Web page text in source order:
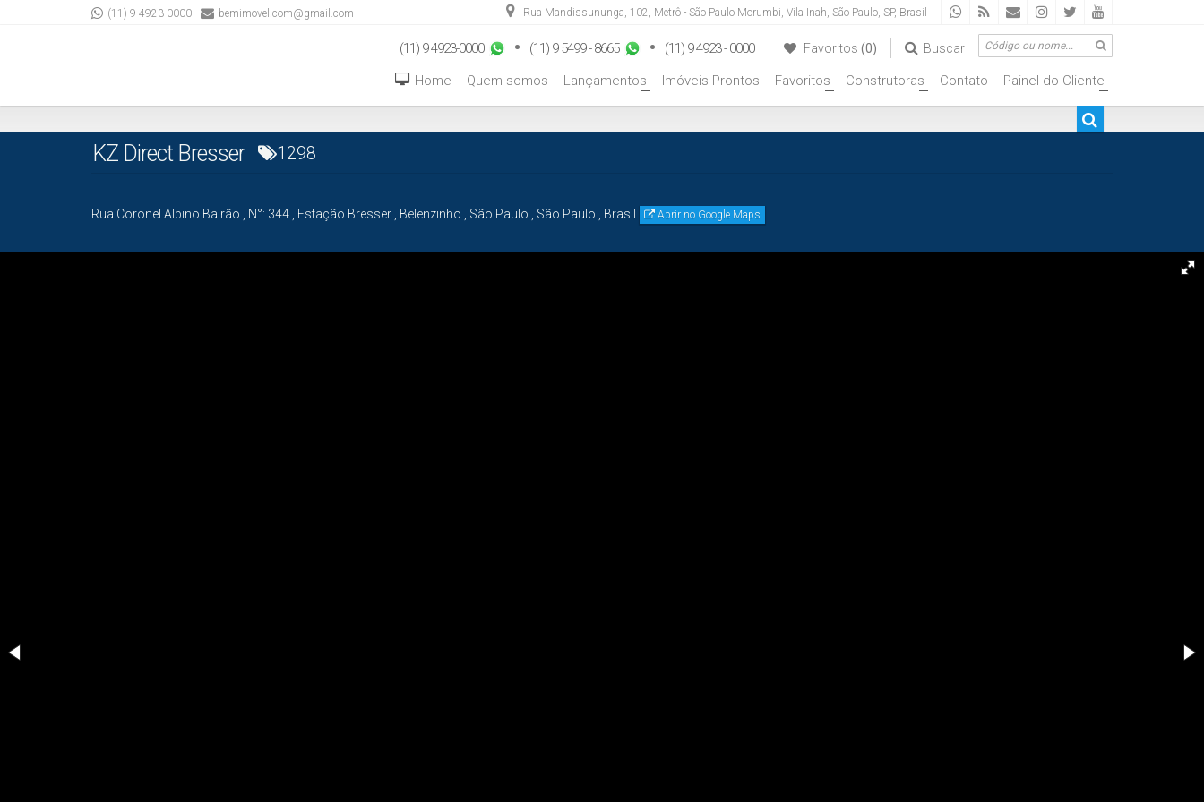
Rua Mandissununga, 102, Metrô - São Paulo Morumbi, Vila Inah, São Paulo, SP, Brasil
(11) 9 4923-0000 bemimovel.com@gmail.com
Buscar
Favoritos (0)
(11) 9 4923-0000 (11) 9 5499 - 8665 (11) 9 4923 - 0000
+
Painel do Cliente
Contato
+
Construtoras
+
Favoritos
Imóveis Prontos
+
Lançamentos
Quem somos
Home
KZ Direct Bresser 1298
Rua Coronel Albino Bairão N°: 344 Estação Bresser Belenzinho São Paulo São Paulo Brasil Abrir no Google Maps